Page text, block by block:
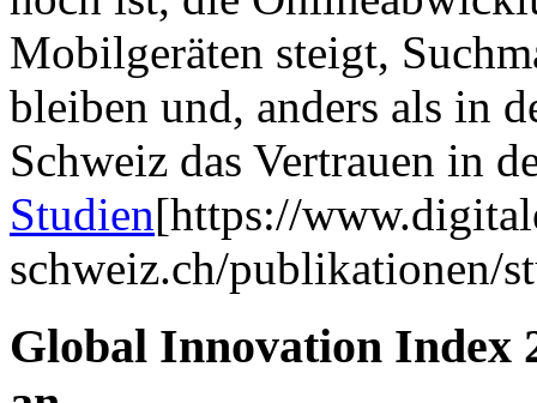
Mobilgeräten steigt,
bleiben und, anders als in
Schweiz das Vertrauen in
Studien[https://
schweiz.ch/publikationen/
Global Innovation Index